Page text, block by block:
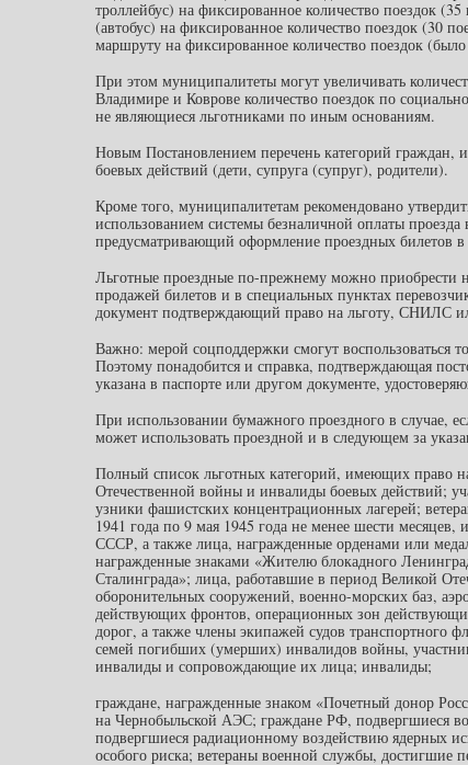
троллейбус) на фиксированное количество поездок
(автобус) на фиксированное количество поездок (30
маршруту на фиксированное количество поездок
При этом муниципалитеты могут увеличивать
Владимире и Коврове количество поездок по
не являющиеся льготниками по иным основаниям.
Новым Постановлением перечень категорий граждан,
боевых действий (дети, супруга (супруг), родители).
Кроме того, муниципалитетам рекомендовано
использованием системы безналичной оплаты
предусматривающий оформление проездных билетов
Льготные проездные по-прежнему можно приобрести
продажей билетов и в специальных пунктах
документ подтверждающий право на льготу, СНИЛС
Важно: мерой соцподдержки смогут воспользоваться
Поэтому понадобится и справка, подтверждающая
указана в паспорте или другом документе,
При использовании бумажного проездного в случае,
может использовать проездной и в следующем за
Полный список льготных категорий, имеющих право
Отечественной войны и инвалиды боевых действий;
узники фашистских концентрационных лагерей;
1941 года по 9 мая 1945 года не менее шести
СССР, а также лица, награжденные орденами или
награжденные знаками «Жителю блокадного
Сталинграда»; лица, работавшие в период Великой
оборонительных сооружений, военно-морских баз,
действующих фронтов, операционных зон
дорог, а также члены экипажей судов транспортного
семей погибших (умерших) инвалидов войны,
инвалиды и сопровождающие их лица; инвалиды;
граждане, награжденные знаком «Почетный донор
на Чернобыльской АЭС; граждане РФ, подвергшиеся
подвергшиеся радиационному воздействию ядерных
особого риска; ветераны военной службы,